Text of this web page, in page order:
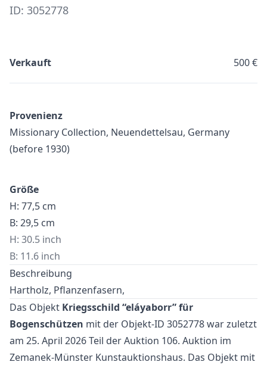
ID: 3052778
Verkauft 500 €
Provenienz
Missionary Collection, Neuendettelsau, Germany
(before 1930)
Größe
H: 77,5 cm
B: 29,5 cm
H: 30.5 inch
B: 11.6 inch
Beschreibung
Hartholz, Pflanzenfasern,
Das Objekt Kriegsschild “eláyaborr” für
Bogenschützen mit der Objekt-ID 3052778 war zuletzt
am 25. April 2026 Teil der Auktion 106. Auktion im
Zemanek-Münster Kunstauktionshaus. Das Objekt mit